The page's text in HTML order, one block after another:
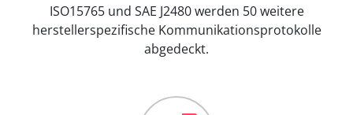
ISO15765 und SAE J2480 werden 50 weitere
herstellerspezifische Kommunikationsprotokolle
abgedeckt.